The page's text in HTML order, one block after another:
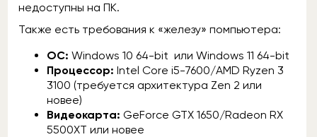
недоступны на ПК.
Также есть требования к «железу» помпьютера:
OC: Windows 10 64-bit или Windows 11 64-bit
Процессор: Intel Core i5-7600/AMD Ryzen 3
3100 (требуется архитектура Zen 2 или
новее)
Видеокарта: GeForce GTX 1650/Radeon RX
5500XT или новее